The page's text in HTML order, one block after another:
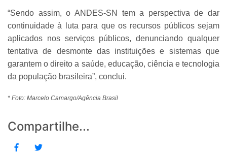
“Sendo assim, o ANDES-SN tem a perspectiva de dar
continuidade à luta para que os recursos públicos sejam
aplicados nos serviços públicos, denunciando qualquer
tentativa de desmonte das instituições e sistemas que
garantem o direito a saúde, educação, ciência e tecnologia
da população brasileira”, conclui.
* Foto: Marcelo Camargo/Agência Brasil
Compartilhe...